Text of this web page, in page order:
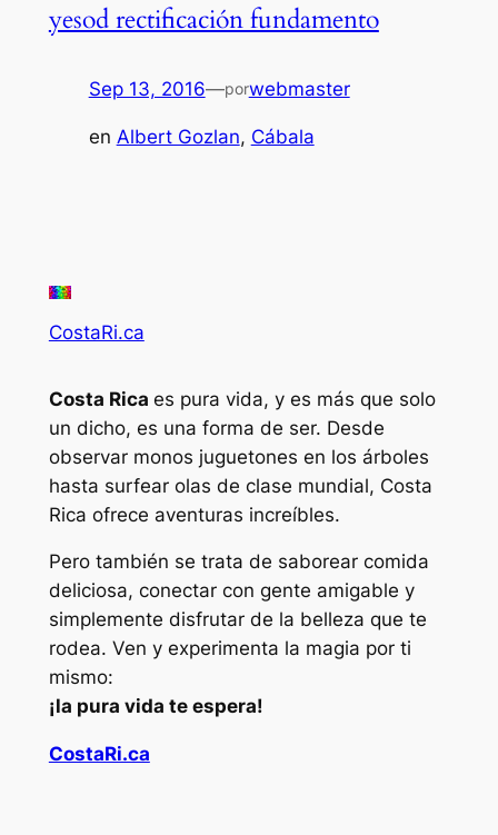
yesod rectificación fundamento
Sep 13, 2016—porwebmaster
en Albert Gozlan, Cábala
CostaRi.ca
Costa Rica es pura vida, y es más que solo
un dicho, es una forma de ser. Desde
observar monos juguetones en los árboles
hasta surfear olas de clase mundial, Costa
Rica ofrece aventuras increíbles.
Pero también se trata de saborear comida
deliciosa, conectar con gente amigable y
simplemente disfrutar de la belleza que te
rodea. Ven y experimenta la magia por ti
mismo:
¡la pura vida te espera!
CostaRi.ca